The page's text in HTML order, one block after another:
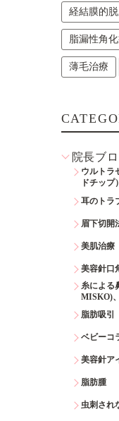
経結膜的
脂漏性角
薄毛治療
院長ブ
ウルトラ
ドチップ）
耳のトラ
眉下切開
美肌治療
美容針口
糸による
MISKO)
脂肪吸引
ベビーコ
美容針ア
脂肪腫
虫刺され